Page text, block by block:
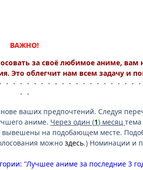
ВАЖНО!
за своё любимое аниме, вам
Это облегчит нам всем задачу и
・・・・・・・・・・・・・・・・・・
・・
ваших предпочтений. Следуя
аниме. Через один (1) месяц тема
вывешены на подобающем месте.
можно здесь.) Номинации и
"Лучшее аниме за последние 3